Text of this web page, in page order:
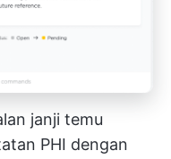
janji temu
PHI dengan